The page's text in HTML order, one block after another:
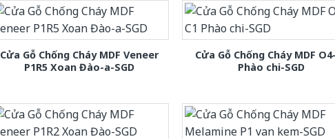
Cửa Gỗ Chống Cháy MDF Veneer
P1R5 Xoan Đào-a-SGD
Cửa Gỗ Chống Cháy MDF
Phào chi-SGD